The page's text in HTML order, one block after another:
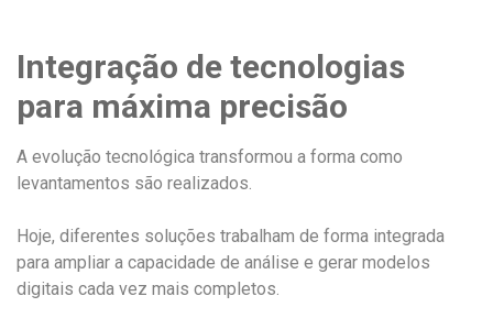
Integração de tecnologias
para máxima precisão
A evolução tecnológica transformou a forma como
levantamentos são realizados.
Hoje, diferentes soluções trabalham de forma integrada
para ampliar a capacidade de análise e gerar modelos
digitais cada vez mais completos.